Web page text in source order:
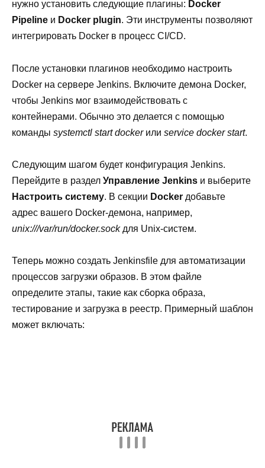
нужно установить следующие плагины: Docker
Pipeline и Docker plugin. Эти инструменты позволяют
интегрировать Docker в процесс CI/CD.
После установки плагинов необходимо настроить
Docker на сервере Jenkins. Включите демона Docker,
чтобы Jenkins мог взаимодействовать с
контейнерами. Обычно это делается с помощью
команды systemctl start dockerили service docker start.
Следующим шагом будет конфигурация Jenkins.
Перейдите в раздел Управление Jenkins и выберите
Настроить систему. В секции Docker добавьте
адрес вашего Docker-демона, например,
unix:///var/run/docker.sockдля Unix-систем.
Теперь можно создать Jenkinsfile для автоматизации
процессов загрузки образов. В этом файле
определите этапы, такие как сборка образа,
тестирование и загрузка в реестр. Примерный шаблон
может включать: